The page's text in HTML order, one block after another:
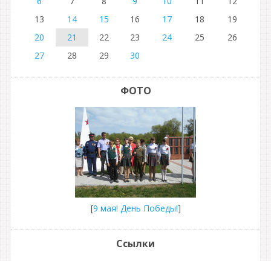
13
14 15 16 17 18
19
20
21 22 23 24 25
26
27
28 29 30
ФОТО
[9 мая! День Победы!]
Ссылки